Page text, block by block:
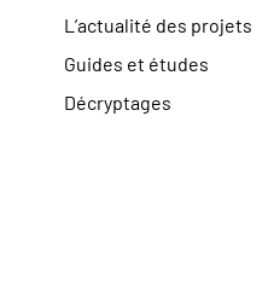
L’actualité des projets
Guides et études
Décryptages